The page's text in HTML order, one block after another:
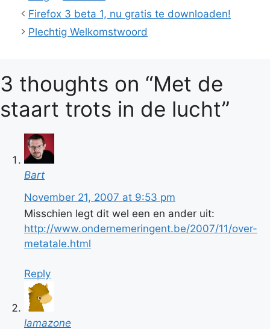
Firefox 3 beta 1, nu gratis te downloaden!
Plechtig Welkomstwoord
3 thoughts on “Met de
staart trots in de lucht”
Bart
November 21, 2007 at 9:53 pm
Misschien legt dit wel een en ander uit:
http://www.ondernemeringent.be/2007/11/over-
metatale.html
Reply
lamazone